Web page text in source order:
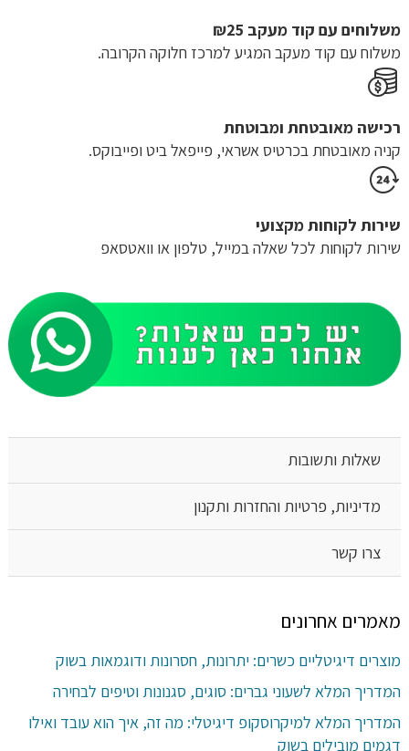
משלוחים עם קוד מעקב ₪25
משלוח​ עם קוד מעקב המגיע למרכז חלוקה הקרובה.
רכישה​ ​מאובטחת ומבוטחת
קניה מאובטחת בכרטיס אשראי, פייפאל ביט ופייבוקס.
שירות לקוחות מקצועי
שירות לקוחות לכל שאלה במייל, טלפון או וואטסאפ
שאלות ותשובות
מדיניות, פרטיות והחזרות ותקנון
צרו קשר
מאמרים אחרונים
מוצרים דיגיטליים כשרים: יתרונות, חסרונות ודוגמאות בשוק
המדריך המלא לשעוני גברים: סוגים, סגנונות וטיפים לבחירה
המדריך המלא למיקרוסקופ דיגיטלי: מה זה, איך הוא עובד ואילו
דגמים מובילים בשוק